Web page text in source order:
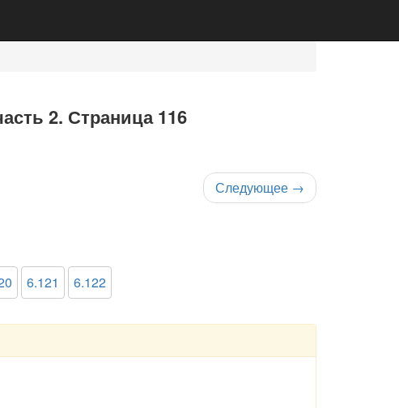
2. Страница 116
Следующее →
6.121 6.122